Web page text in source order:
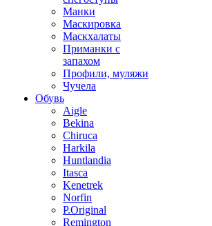
Манки
Маскировка
Маскхалаты
Приманки с
запахом
Профили, муляжи
Чучела
Обувь
Aigle
Bekina
Chiruсa
Harkila
Huntlandia
Itasca
Kenetrek
Norfin
P.Original
Remington